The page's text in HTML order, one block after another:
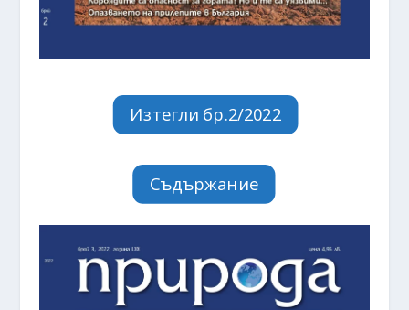
Изтегли бр.2/2022
Съдържание